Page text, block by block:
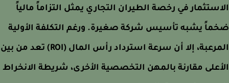
في رخصة الطيران التجاري يمثل التزاماً مالياً
يشبه تأسيس شركة صغيرة. ورغم التكلفة الأولية
المرعبة، إلا أن سرعة استرداد رأس المال (ROI) تعد من بين
مقارنة بالمهن التخصصية الأخرى، شريطة الانخراط